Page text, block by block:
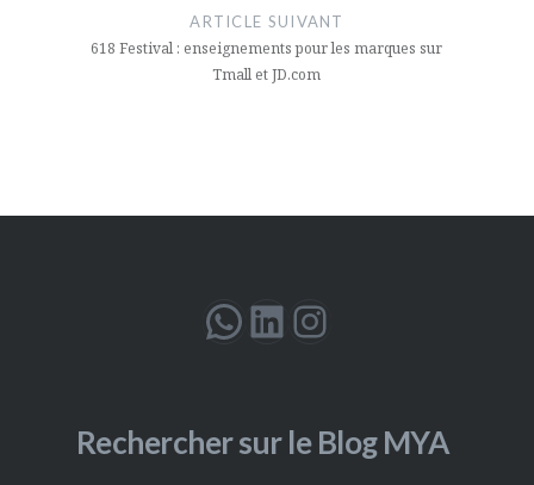
ARTICLE SUIVANT
618 Festival : enseignements pour les marques sur
Tmall et JD.com
WhatsApp
LinkedIn
Instagram
Rechercher sur le Blog MYA